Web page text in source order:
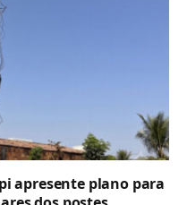
apresente plano para